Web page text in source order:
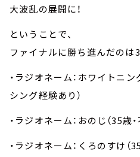
大波乱の展開に！
ということで、
ファイナルに勝ち進んだのは3
・ラジオネーム：ホワイトニン
シング経験あり）
・ラジオネーム：おのじ（35歳・
・ラジオネーム：くろのすけ（